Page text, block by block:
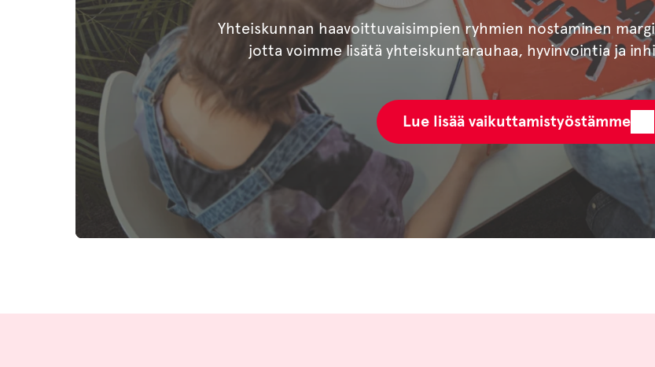
Yhteiskunnan haavoittuvaisimpien ryhmien nostaminen
jotta voimme lisätä yhteiskuntarauhaa, hyvinvointia ja
Lue lisää vaikuttamistyöstämme